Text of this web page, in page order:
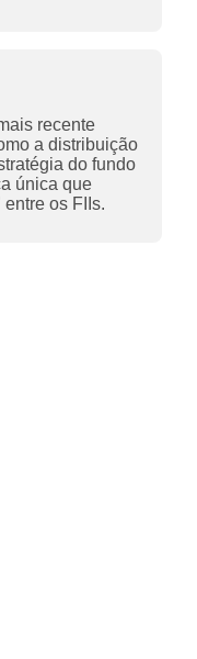
recente
a distribuição
do fundo
única que
os FIIs.